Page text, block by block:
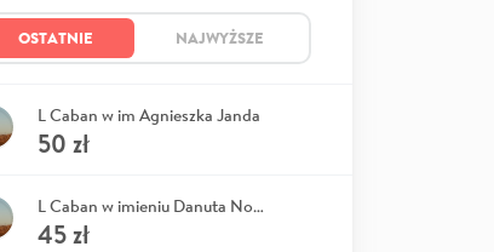
OSTATNIE NAJWYŻSZE
L Caban w im Agnieszka Janda
50 zł
L Caban w imieniu Danuta Nowakowska
45zł